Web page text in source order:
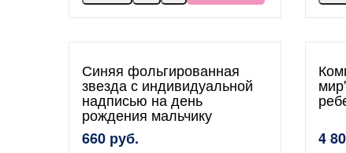
Синяя фольгированная
звезда с индивидуальной
надписью на день
рождения мальчику
660 руб.
4